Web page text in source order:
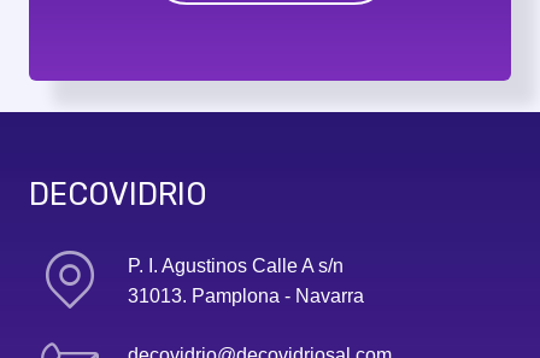
DECOVIDRIO
P. I. Agustinos Calle A s/n
31013. Pamplona - Navarra